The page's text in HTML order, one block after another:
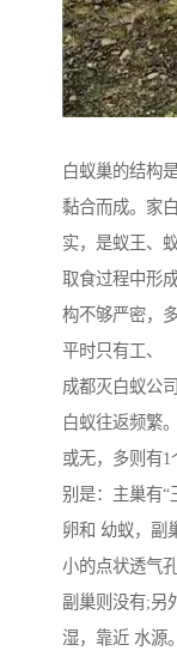
白蚁巢的结构
黏合而成。家
实，是蚁王、
取食过程中形
构不够严密，
平时只有工、
成都灭白蚁公
白蚁往返频繁
或无，多则有
别是：主巢有“
卵和 幼蚁，副
小的点状透气孔
副巢则没有;另
湿，靠近 水源